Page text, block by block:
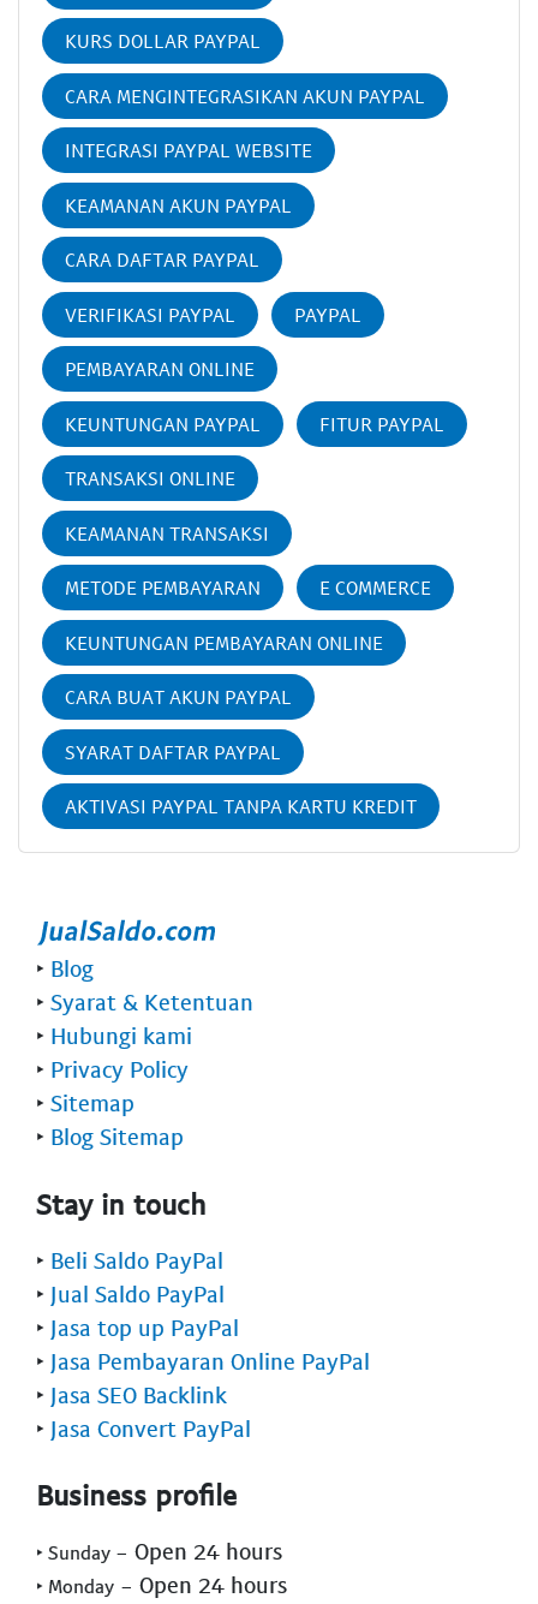
KURS DOLLAR PAYPAL
CARA MENGINTEGRASIKAN AKUN PAYPAL
INTEGRASI PAYPAL WEBSITE
KEAMANAN AKUN PAYPAL
CARA DAFTAR PAYPAL
VERIFIKASI PAYPAL PAYPAL
PEMBAYARAN ONLINE
KEUNTUNGAN PAYPAL FITUR PAYPAL
TRANSAKSI ONLINE
KEAMANAN TRANSAKSI
METODE PEMBAYARAN E COMMERCE
KEUNTUNGAN PEMBAYARAN ONLINE
CARA BUAT AKUN PAYPAL
SYARAT DAFTAR PAYPAL
AKTIVASI PAYPAL TANPA KARTU KREDIT
‣ Blog
‣ Syarat & Ketentuan
‣ Hubungi kami
‣ Privacy Policy
‣ Sitemap
‣ Blog Sitemap
Stay in touch
‣ Beli Saldo PayPal
‣ Jual Saldo PayPal
‣ Jasa top up PayPal
‣ Jasa Pembayaran Online PayPal
‣ Jasa SEO Backlink
‣ Jasa Convert PayPal
Business profile
‣ Sunday - Open 24 hours
‣ Monday - Open 24 hours